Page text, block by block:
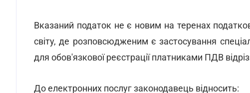
Вказаний податок не є новим на теренах
світу, де розповсюдженим є застосування
для обов'язкової реєстрації платниками ПДВ
До електронних послуг законодавець відносить: